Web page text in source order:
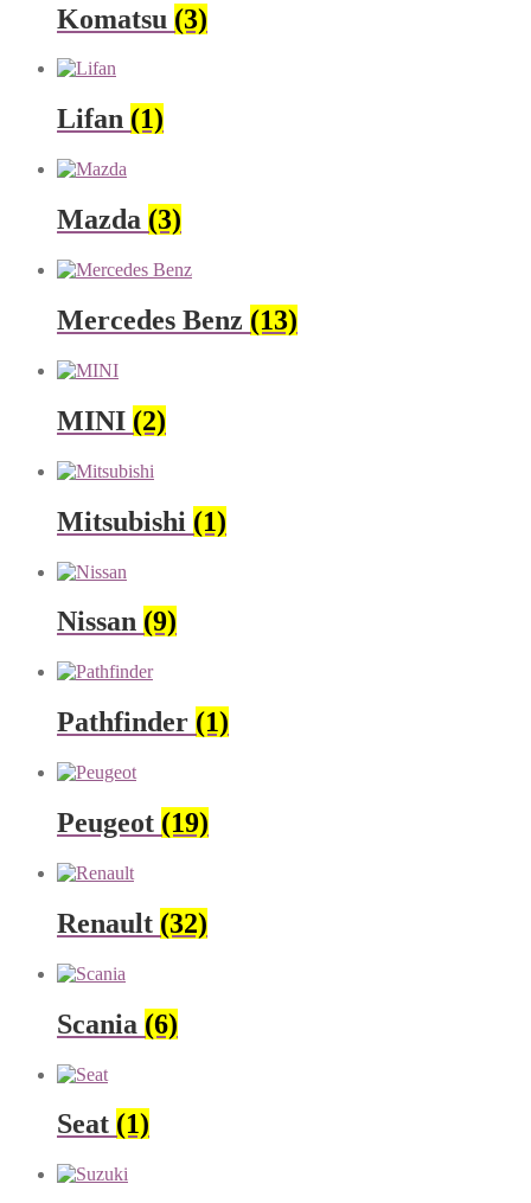
Komatsu (3)
Lifan (1)
Mazda (3)
Mercedes Benz (13)
MINI (2)
Mitsubishi (1)
Nissan (9)
Pathfinder (1)
Peugeot (19)
Renault (32)
Scania (6)
Seat (1)